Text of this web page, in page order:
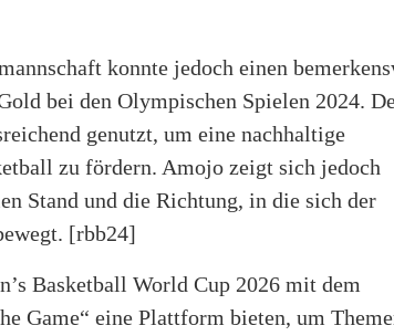
konnte jedoch einen
bei den Olympischen Spielen 2024.
genutzt, um eine nachhaltige
zu fördern. Amojo zeigt sich jedoch
Stand und die Richtung, in die sich der
[rbb24]
Basketball World Cup 2026 mit dem
Game“ eine Plattform bieten, um